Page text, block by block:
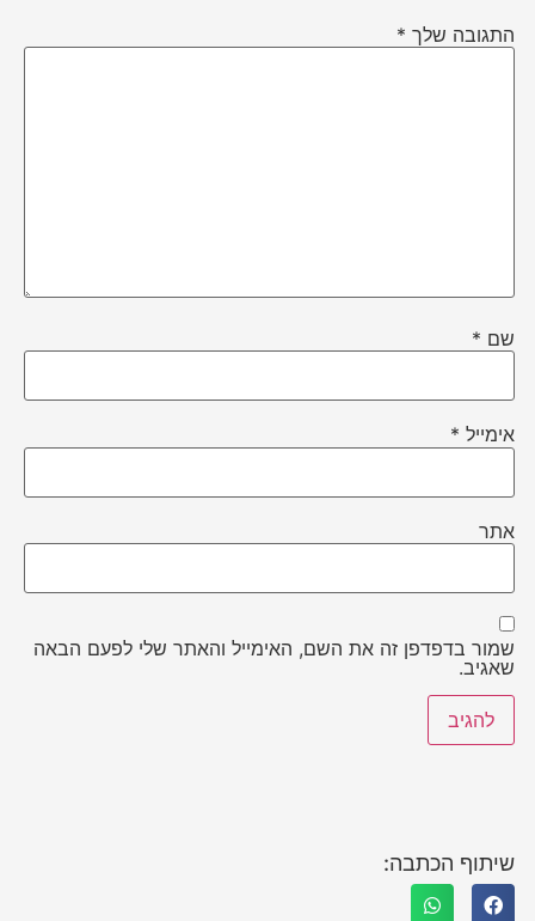
התגובה שלך *
שם *
אימייל *
אתר
שמור בדפדפן זה את השם, האימייל והאתר שלי לפעם הבאה
שאגיב.
שיתוף הכתבה: